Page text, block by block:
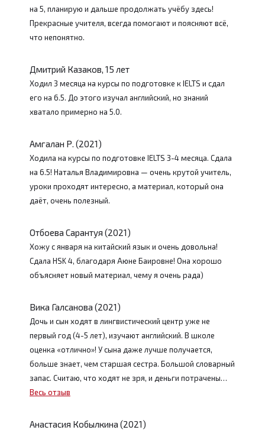
на 5, планирую и дальше продолжать учёбу здесь!
Прекрасные учителя, всегда помогают и поясняют всё,
что непонятно.
Дмитрий Казаков, 15 лет
Ходил 3 месяца на курсы по подготовке к IELTS и сдал
его на 6.5. До этого изучал английский, но знаний
хватало примерно на 5.0.
Амгалан Р. (2021)
Ходила на курсы по подготовке IELTS 3-4 месяца. Сдала
на 6.5! Наталья Владимировна — очень крутой учитель,
уроки проходят интересно, а материал, который она
даёт, очень полезный.
Отбоева Сарантуя (2021)
Хожу с января на китайский язык и очень довольна!
Сдала HSK 4, благодаря Аюне Баировне! Она хорошо
объясняет новый материал, чему я очень рада)
Вика Галсанова (2021)
Дочь и сын ходят в лингвистический центр уже не
первый год (4-5 лет), изучают английский. В школе
оценка «отлично»! У сына даже лучше получается,
больше знает, чем старшая сестра. Большой словарный
запас. Считаю, что ходят не зря, и деньги потрачены…
Весь отзыв
Анастасия Кобылкина (2021)